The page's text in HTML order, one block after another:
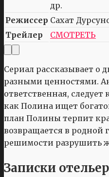
др.
Режиссер Сахат
Трейлер
СМОТРЕТЬ
Сериал рассказывает о
разными ценностями.
ответственная, следует
как Полина ищет
план Полины терпит
возвращается в родной
решимости разрушить
Записки